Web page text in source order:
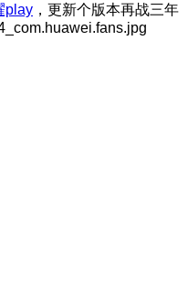
play ，更新个版本再战三年